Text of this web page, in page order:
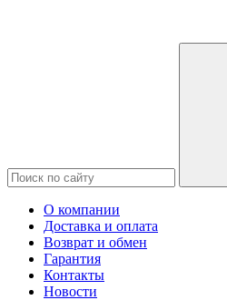
О компании
Доставка и оплата
Возврат и обмен
Гарантия
Контакты
Новости